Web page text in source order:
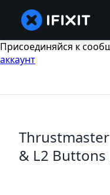
Присоединяйся к
аккаунт
& L2